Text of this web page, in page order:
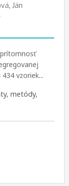
, Ján
vzoriek...
,metódy,